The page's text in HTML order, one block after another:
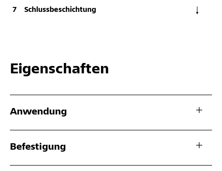
Schlussbeschichtung
Eigenschaften
Anwendung
Befestigung